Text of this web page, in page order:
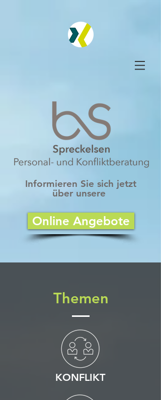
Informieren Sie sich jetzt
über unsere
Online Angebote
Themen
KONFLIKT